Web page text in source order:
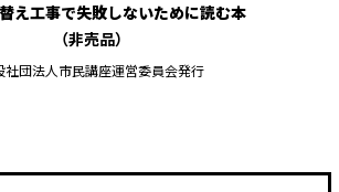
え工事で失敗しないために読む本
（非売品）
社団法人市民講座運営委員会発行